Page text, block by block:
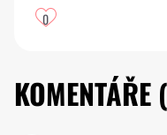
0
KOMENTÁŘE (